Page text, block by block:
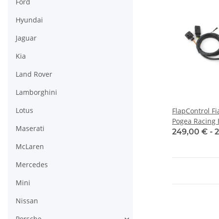
FlapControl
Pogea
249,00 € -
Hyundai
Jaguar
Kia
Land Rover
Lamborghini
Lotus
Maserati
McLaren
Mercedes
Mini
Nissan